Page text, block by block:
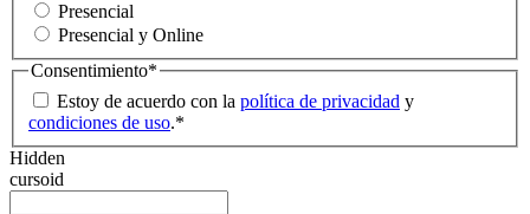
Presencial
Presencial y Online
Consentimiento*
Estoy de acuerdo con la política de privacidad y
condiciones de uso.*
Hidden
cursoid